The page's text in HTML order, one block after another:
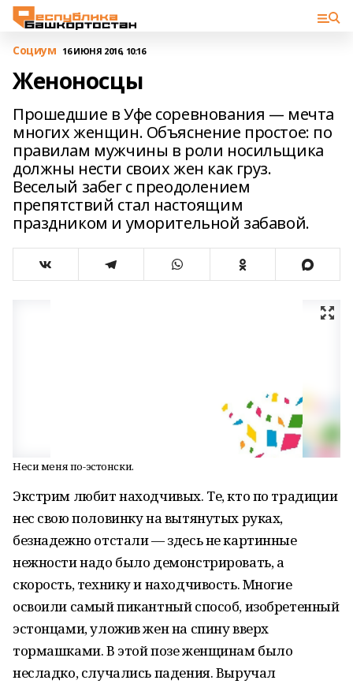
Cоциум 16 ИЮНЯ 2016, 10:16
Женоносцы
Прошедшие в Уфе соревнования — мечта
многих женщин. Объяснение простое: по
правилам мужчины в роли носильщика
должны нести своих жен как груз.
Веселый забег с преодолением
препятствий стал настоящим
праздником и уморительной забавой.
Неси меня по-эстонски.
Экстрим любит находчивых. Те, кто по традиции
нес свою половинку на вытянутых руках,
безнадежно отстали — здесь не картинные
нежности надо было демонстрировать, а
скорость, технику и находчивость. Многие
освоили самый пикантный способ, изобретенный
эстонцами, уложив жен на спину вверх
тормашками. В этой позе женщинам было
несладко, случались падения. Выручал